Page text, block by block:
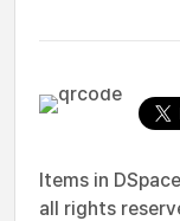
Items in
all rights